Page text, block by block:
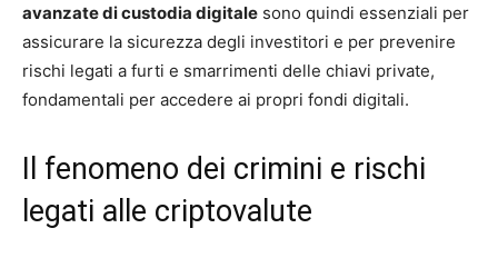
avanzate di custodia digitale sono quindi essenziali per
assicurare la sicurezza degli investitori e per prevenire
rischi legati a furti e smarrimenti delle chiavi private,
fondamentali per accedere ai propri fondi digitali.
Il fenomeno dei crimini e rischi
legati alle criptovalute